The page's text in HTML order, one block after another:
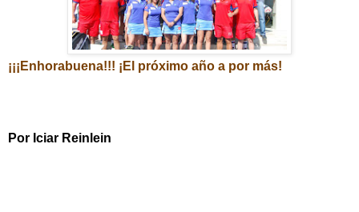
¡¡¡Enhorabuena!!! ¡El próximo año a por más!
Por Iciar Reinlein